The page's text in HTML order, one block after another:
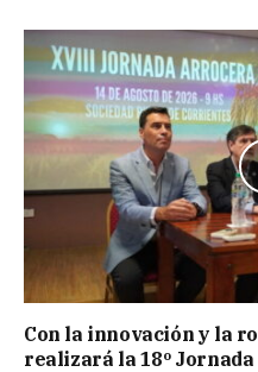
Con la innovación y la
realizará la 18º